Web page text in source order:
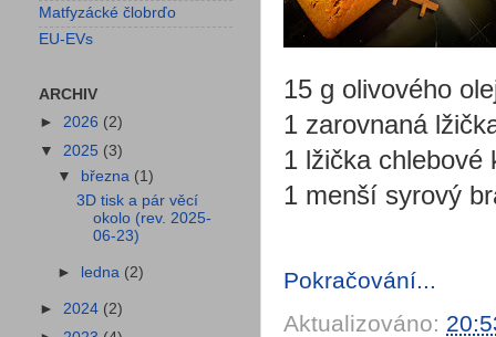
15 g olivového
1 zarovnaná
1 lžička chlebové
1 menší syrový
Pokračování...
Aktualizováno:
Matfyzácké člobrďo
EU-EVs
ARCHIV
► 2026 (2)
▼ 2025 (3)
▼ března (1)
3D tisk a pár věcí
okolo (rev. 2025-
06-23)
► ledna (2)
► 2024 (2)